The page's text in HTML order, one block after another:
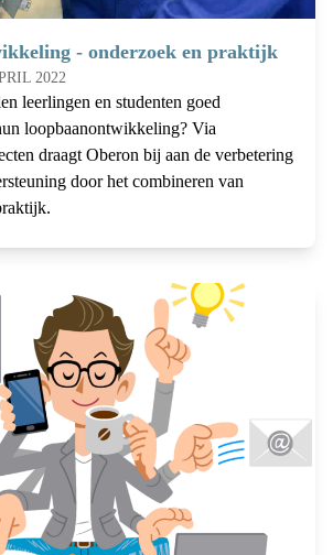
- onderzoek en praktijk
2022
leerlingen en studenten goed
loopbaanontwikkeling? Via
draagt Oberon bij aan de verbetering
door het combineren van